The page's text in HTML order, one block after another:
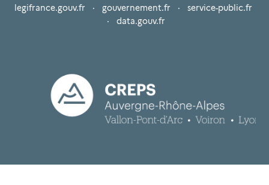
legifrance.gouv.fr · gouvernement.fr · service-public.fr
· data.gouv.fr